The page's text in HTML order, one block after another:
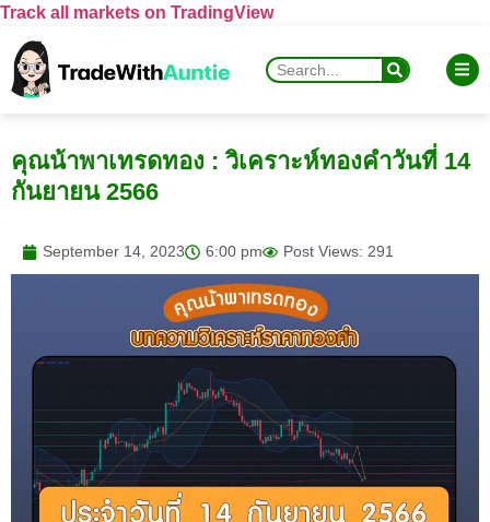
Track all markets on TradingView
คุณน้าพาเทรดทอง : วิเคราะห์ทองคำวันที่ 14
กันยายน 2566
September 14, 2023 6:00 pm Post Views: 291